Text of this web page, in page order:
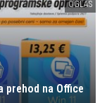
OGLAS
prehod na Office